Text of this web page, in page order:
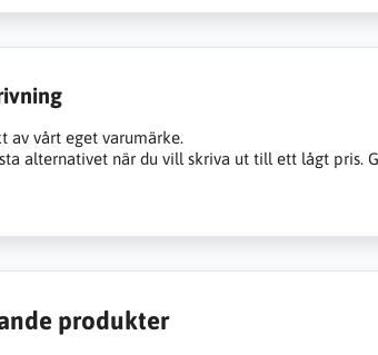
av vårt eget varumärke.
alternativet när du vill skriva ut till ett lågt pris.
produkter